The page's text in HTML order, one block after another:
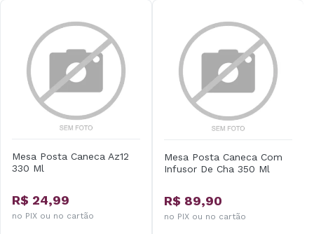
Mesa Posta Caneca Az12
330 Ml
R$ 24,99
no PIX ou no cartão
Mesa Posta Caneca Com
Infusor De Cha 350 Ml
R$ 89,90
no PIX ou no cartão